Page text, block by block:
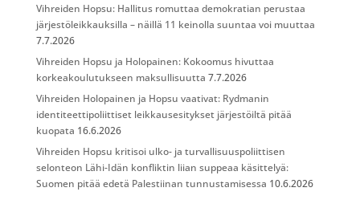
Vihreiden Hopsu: Hallitus romuttaa demokratian perustaa
järjestöleikkauksilla – näillä 11 keinolla suuntaa voi muuttaa
7.7.2026
Vihreiden Hopsu ja Holopainen: Kokoomus hivuttaa
korkeakoulutukseen maksullisuutta 7.7.2026
Vihreiden Holopainen ja Hopsu vaativat: Rydmanin
identiteettipoliittiset leikkausesitykset järjestöiltä pitää
kuopata 16.6.2026
Vihreiden Hopsu kritisoi ulko- ja turvallisuuspoliittisen
selonteon Lähi-Idän konfliktin liian suppeaa käsittelyä:
Suomen pitää edetä Palestiinan tunnustamisessa 10.6.2026